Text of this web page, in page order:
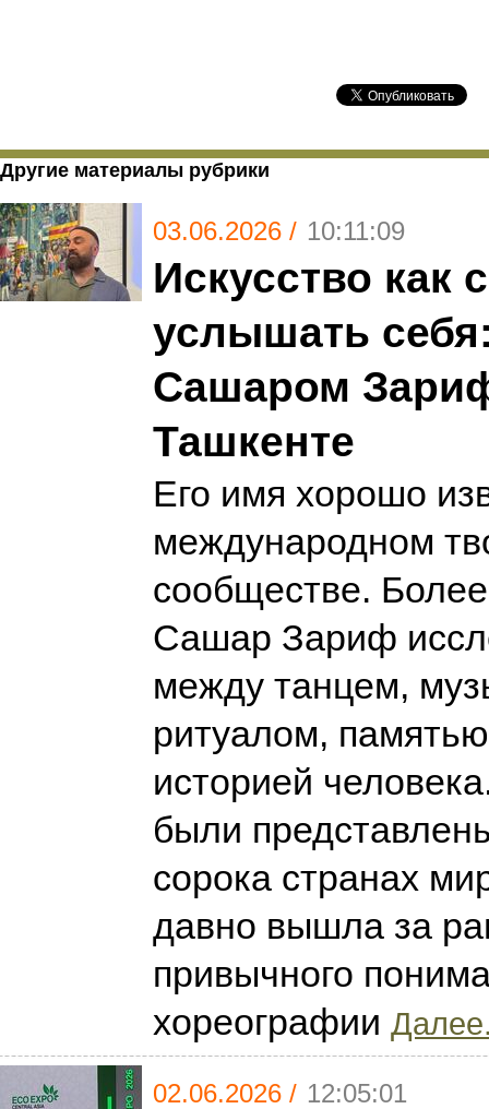
Другие материалы рубрики
03.06.2026 / 10:11:09
Искусство как
услышать
Сашаром
Ташкенте
Его имя хорошо
международном
сообществе.
Сашар Зариф
между танцем,
ритуалом,
историей
были
сорока странах
давно вышла за
привычного
хореографии
02.06.2026 / 12:05:01